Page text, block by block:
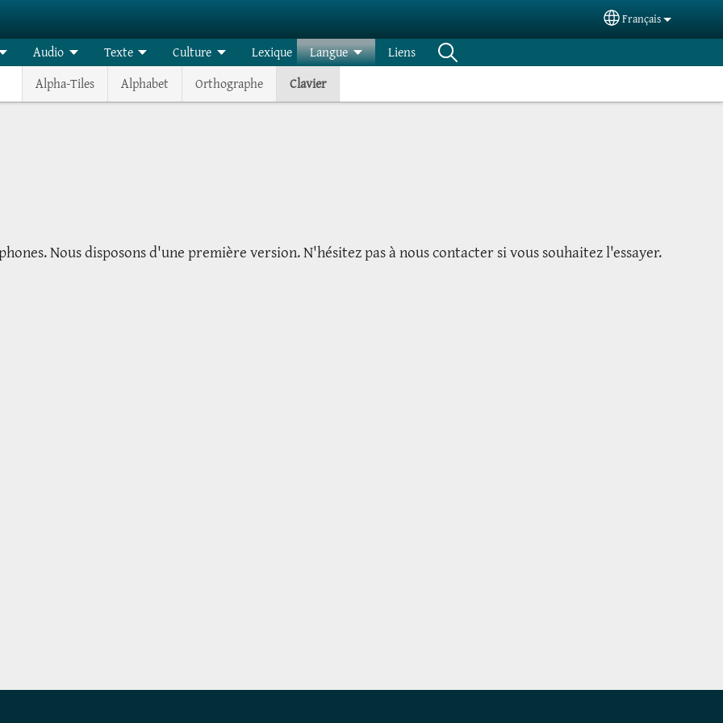
Select your
Français
Audio Texte Culture Lexique Langue
Alpha-Tiles Alphabet Orthographe Clavier
Liens
Nous disposons d'une première version. N'hésitez pas à nous contacter si vous souhaitez l'essayer.